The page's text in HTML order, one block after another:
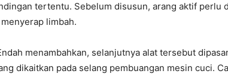
tertentu. Sebelum disusun, arang aktif perlu
limbah.
menambahkan, selanjutnya alat tersebut
dikaitkan pada selang pembuangan mesin cuci.